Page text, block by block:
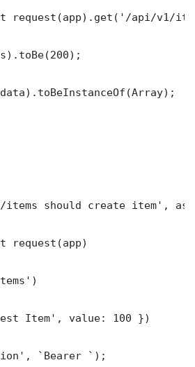
request(app).get('/api/v1/
items should create item',
request(app)
Item', value: 100 })
`Bearer `);